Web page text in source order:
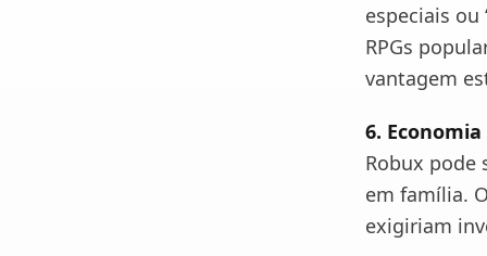
especiais
RPGs
vantagem
6.
Robux
em família.
exigiriam